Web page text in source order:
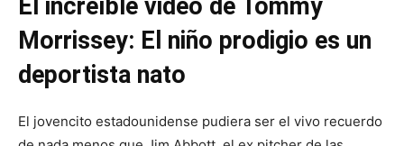
El increíble video de Tommy
Morrissey: El niño prodigio es un
deportista nato
El jovencito estadounidense pudiera ser el vivo recuerdo